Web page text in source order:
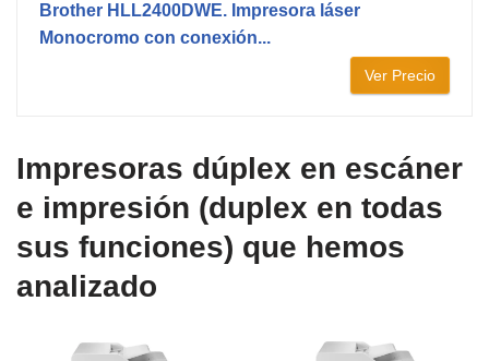
Brother HLL2400DWE. Impresora láser
Monocromo con conexión...
Ver Precio
Impresoras dúplex en escáner
e impresión (duplex en todas
sus funciones) que hemos
analizado